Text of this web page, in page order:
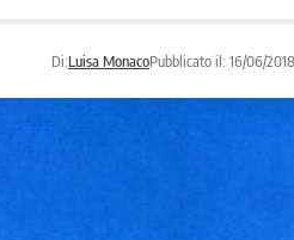
Di:Luisa MonacoPubblicato il: 16/06/2018